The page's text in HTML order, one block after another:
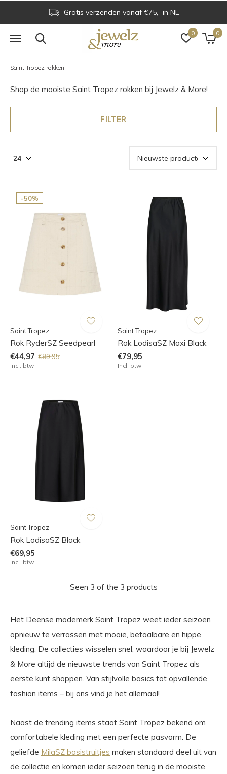
0 0
Gratis verzenden vanaf €75,- in NL
Saint Tropez rokken
Shop de mooiste Saint Tropez rokken bij Jewelz & More!
FILTER
-50%
Saint Tropez
Rok RyderSZ Seedpearl
€44,97 €89,95
Incl. btw
Saint Tropez
Rok LodisaSZ Maxi Black
€79,95
Incl. btw
Saint Tropez
Rok LodisaSZ Black
€69,95
Incl. btw
Seen 3 of the 3 products
Het Deense modemerk Saint Tropez weet ieder seizoen
opnieuw te verrassen met mooie, betaalbare en hippe
kleding. De collecties wisselen snel, waardoor je bij Jewelz
& More altijd de nieuwste trends van Saint Tropez als
eerste kunt shoppen. Van stijlvolle basics tot opvallende
fashion items – bij ons vind je het allemaal!
Naast de trending items staat Saint Tropez bekend om
comfortabele kleding met een perfecte pasvorm. De
geliefde MilaSZ basistruitjes maken standaard deel uit van
de collectie en komen ieder seizoen terug in de mooiste